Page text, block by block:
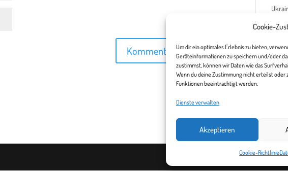
Cookie-
Um dir ein optimales Erlebnis zu bieten,
Geräteinformationen zu speichern und/oder
zustimmst, können wir Daten wie das
Wenn du deine Zustimmung nicht erteilst
Funktionen beeinträchtigt werden.
Dienste verwalten
Akzeptieren
Cookie-Richtlinie